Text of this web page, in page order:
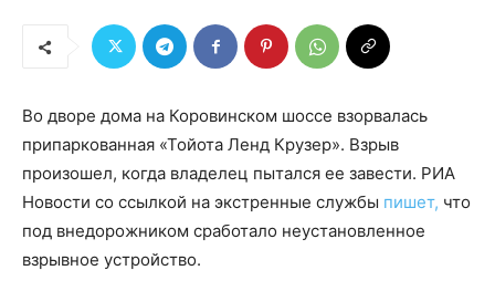
Во дворе дома на Коровинском шоссе взорвалась
припаркованная «Тойота Ленд Крузер». Взрыв
произошел, когда владелец пытался ее завести. РИА
Новости со ссылкой на экстренные службы пишет, что
под внедорожником сработало неустановленное
взрывное устройство.